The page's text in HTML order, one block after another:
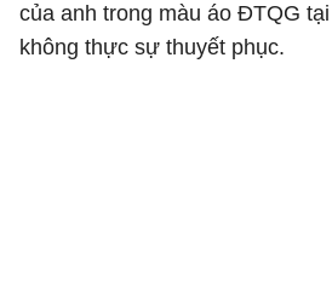
của anh trong màu áo ĐTQG
không thực sự thuyết phục.